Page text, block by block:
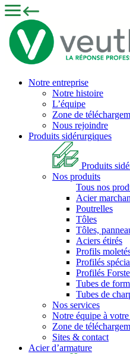
Notre entreprise
Notre histoire
L’équipe
Zone de
Nous rejoindre
Produits sidérurgiques
Produits
Nos produits
Tous nos
Acier
Poutrelles
Tôles
Tôles,
Aciers étirés
Profils
Profilés
Profilés
Tubes de
Tubes de
Nos services
Notre équipe à
Zone de
Sites & contact
Acier d’armature